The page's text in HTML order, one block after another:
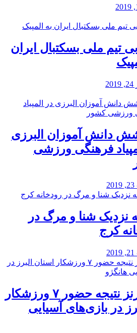
تیم ملی بسکتبال ایران
دانش آموزان البرزی
فرهنگی ورزشی
نزدیک شنا و مرگ در
کرج
۲ مدال برنز نتیجه حضور ۷ ورزشکار
در بازی‌های آسیایی